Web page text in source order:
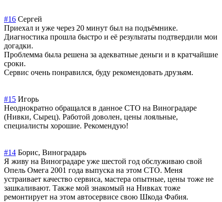
#16 Сергей
Приехал и уже через 20 минут был на подъёмнике.
Диагностика прошла быстро и её результаты подтвердили мои
догадки.
Проблемма была решена за адекватные деньги и в кратчайшие
сроки.
Сервис очень понравился, буду рекомендовать друзьям.
#15 Игорь
Неоднократно обращался в данное СТО на Виноградаре
(Нивки, Сырец). Работой доволен, цены лояльные,
специалисты хорошие. Рекомендую!
#14 Борис, Виноградарь
Я живу на Виноградаре уже шестой год обслуживаю свой
Опель Омега 2001 года выпуска на этом СТО. Меня
устраивает качество сервиса, мастера опытные, цены тоже не
зашкаливают. Также мой знакомый на Нивках тоже
ремонтирует на этом автосервисе свою Шкода Фабия.